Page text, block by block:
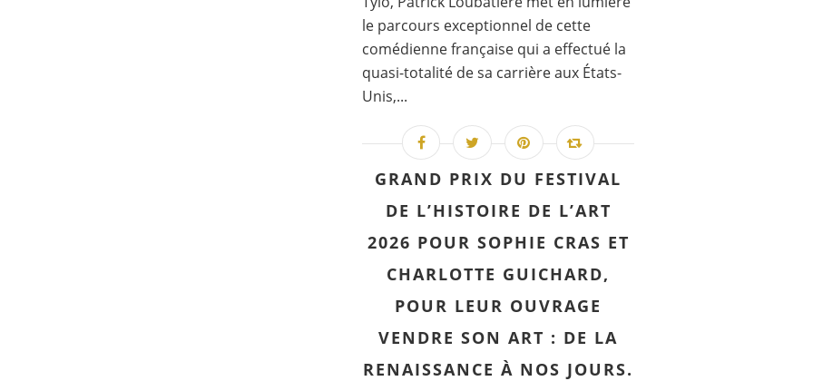
le parcours exceptionnel de cette
comédienne française qui a effectué la
quasi-totalité de sa carrière aux États-
Unis,...
GRAND PRIX DU FESTIVAL
DE L’HISTOIRE DE L’ART
2026 POUR SOPHIE CRAS ET
CHARLOTTE GUICHARD,
POUR LEUR OUVRAGE
VENDRE SON ART : DE LA
RENAISSANCE À NOS JOURS.